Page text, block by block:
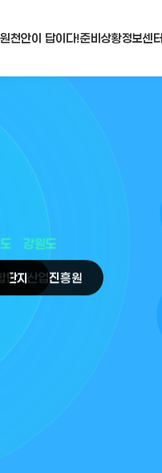
천안이 답이다!준비상황정보센터
강원도
단지
기기산업진흥원